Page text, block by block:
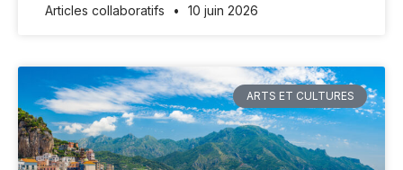
Articles collaboratifs 10 juin 2026
ARTS ET CULTURES